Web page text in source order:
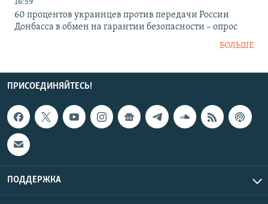
16:59
60 процентов украинцев против передачи России
Донбасса в обмен на гарантии безопасности – опрос
БОЛЬШЕ
ПРИСОЕДИНЯЙТЕСЬ!
ПОДДЕРЖКА